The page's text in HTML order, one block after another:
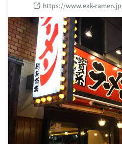
https://www.eak-